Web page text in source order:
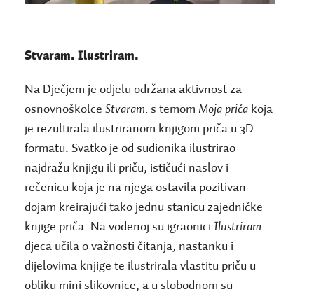
Stvaram. Ilustriram.
Na Dječjem je odjelu održana aktivnost za
osnovnoškolceStvaram. s temom Moja priča koja
je rezultirala ilustriranom knjigom priča u 3D
formatu. Svatko je od sudionika ilustrirao
najdražu knjigu ili priču, ističući naslov i
rečenicu koja je na njega ostavila pozitivan
dojam kreirajući tako jednu stanicu zajedničke
knjige priča. Na vođenoj su igraonici Ilustriram.
djeca učila o važnosti čitanja, nastanku i
dijelovima knjige te ilustrirala vlastitu priču u
obliku mini slikovnice, a u slobodnom su